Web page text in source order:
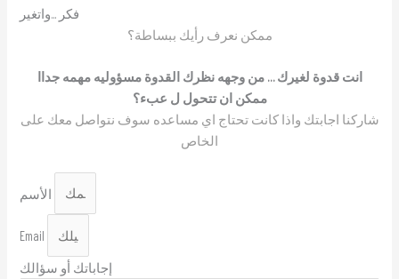
فكر ...واتغير
ممكن نعرف رأيك ببساطة؟
انت قدوة لغيرك … من وجهه نظرك القدوة مسؤوليه مهمه جداا
ممكن ان تتحول ل عبء؟
شاركنا اجابتك واذا كانت تحتاج اي مساعده سوف نتواصل معك على
الخاص
Email
إجاباتك أو سؤالك